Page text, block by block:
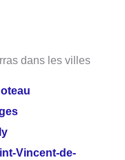
dans les villes
Vincent-de-